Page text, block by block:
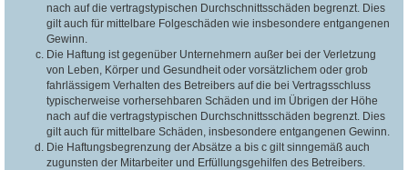
nach auf die vertragstypischen Durchschnittsschäden begrenzt. Dies
gilt auch für mittelbare Folgeschäden wie insbesondere entgangenen
Gewinn.
Die Haftung ist gegenüber Unternehmern außer bei der Verletzung
von Leben, Körper und Gesundheit oder vorsätzlichem oder grob
fahrlässigem Verhalten des Betreibers auf die bei Vertragsschluss
typischerweise vorhersehbaren Schäden und im Übrigen der Höhe
nach auf die vertragstypischen Durchschnittsschäden begrenzt. Dies
gilt auch für mittelbare Schäden, insbesondere entgangenen Gewinn.
Die Haftungsbegrenzung der Absätze a bis c gilt sinngemäß auch
zugunsten der Mitarbeiter und Erfüllungsgehilfen des Betreibers.